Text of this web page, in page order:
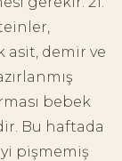
asit, demir ve
bebek
Bu haftada
pişmemiş